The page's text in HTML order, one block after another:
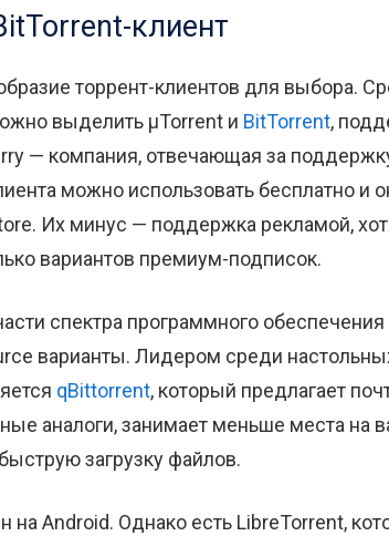
клиент
торрент-клиентов для выбора.
выделить µTorrent и BitTorrent,
— компания, отвечающая за
можно использовать бесплатно и
Их минус — поддержка рекламой,
вариантов премиум-подписок.
спектра программного обеспечения
варианты. Лидером среди
qBittorrent, который предлагает
аналоги, занимает меньше места на
загрузку файлов.
на Android. Однако есть LibreTorrent,